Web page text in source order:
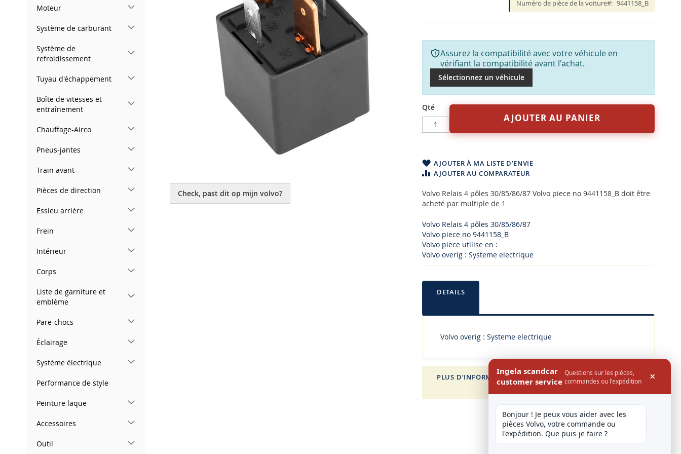
to
the
beginning
Numéro de pièce de la voiture 9441158_B
Assurez la compatibilité avec votre véhicule en
vérifiant la compatibilité avant l'achat.
Sélectionnez un véhicule
Qté
AJOUTER AU PANIER
AJOUTER À MA LISTE D’ENVIE
AJOUTER AU COMPARATEUR
Volvo Relais 4 pôles 30/85/86/87 Volvo piece no 9441158_B doit être
acheté par multiple de 1
Volvo Relais 4 pôles 30/85/86/87
Volvo piece no 9441158_B
Volvo piece utilise en :
Volvo overig : Systeme electrique
DETAILS
Volvo overig : Systeme electrique
PLUS D’INFORMATION FOR VOLVO
Check, past dit op mijn volvo?
Moteur
Système de carburant
Système de
refroidissement
Tuyau d'échappement
Boîte de vitesses et
entraînement
Chauffage-Airco
Pneus-jantes
Train avant
Pièces de direction
Essieu arrière
Frein
Intérieur
Corps
Liste de garniture et
emblème
Pare-chocs
Éclairage
Système électrique
Performance de style
Peinture laque
Accessoires
Outil
Ingela scandcar
customer service
Questions sur les pièces,
commandes ou l'expédition
×
Bonjour ! Je peux vous aider avec les
pièces Volvo, votre commande ou
l'expédition. Que puis-je faire ?